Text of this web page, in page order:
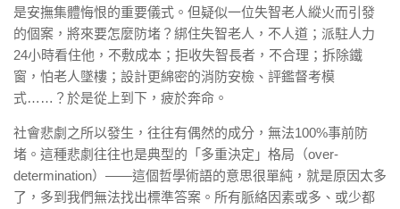
是安撫集體悔恨的重要儀式。但疑似一位失智老人縱火而引發
的個案，將來要怎麼防堵？綁住失智老人，不人道；派駐人力
24小時看住他，不敷成本；拒收失智長者，不合理；拆除鐵
窗，怕老人墜樓；設計更綿密的消防安檢、評鑑督考模
式……？於是從上到下，疲於奔命。
社會悲劇之所以發生，往往有偶然的成分，無法100%事前防
堵。這種悲劇往往也是典型的「多重決定」格局（over-
determination）——這個哲學術語的意思很單純，就是原因太多
了，多到我們無法找出標準答案。所有脈絡因素或多、或少都